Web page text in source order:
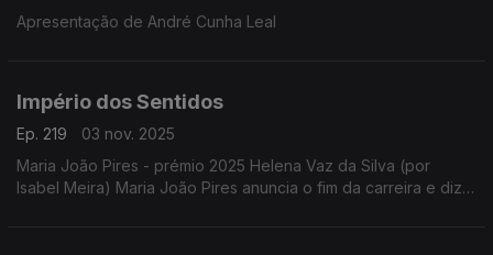
Apresentação de André Cunha Leal
Império dos Sentidos
Ep. 219
03 nov. 2025
Maria João Pires - prémio 2025 Helena Vaz da Silva (por
Isabel Meira) Maria João Pires anuncia o fim da carreira e diz